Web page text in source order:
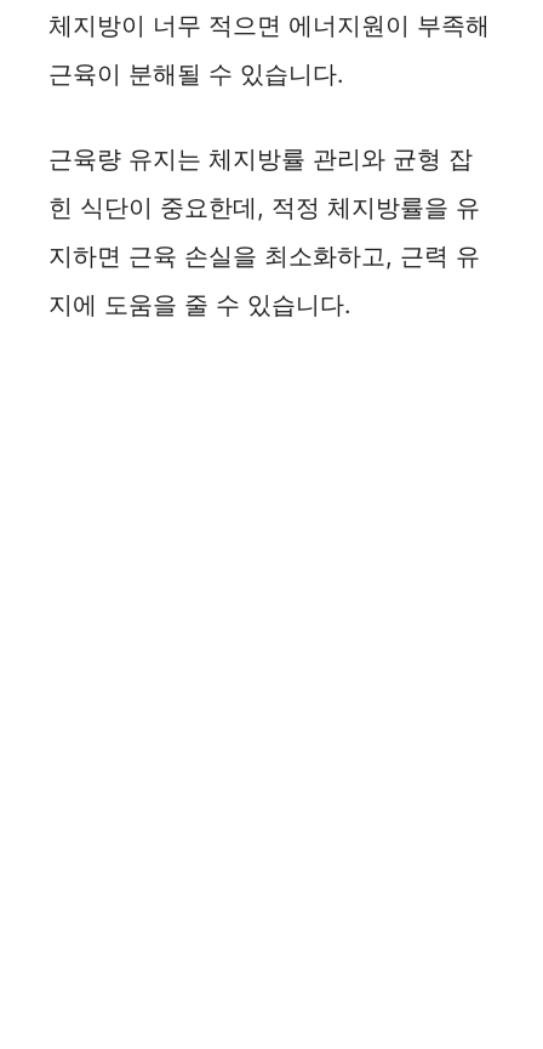
체지방이 너무 적으면 에너지원이 부족해
근육이 분해될 수 있습니다.
근육량 유지는 체지방률 관리와 균형 잡
힌 식단이 중요한데, 적정 체지방률을 유
지하면 근육 손실을 최소화하고, 근력 유
지에 도움을 줄 수 있습니다.